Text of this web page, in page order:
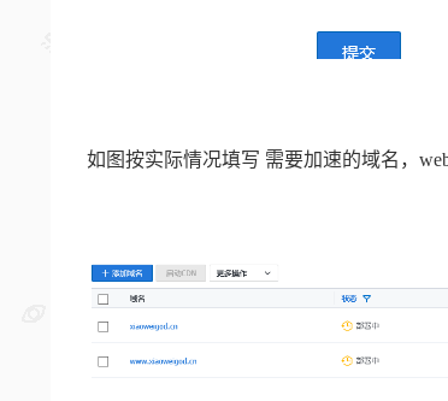
如图按实际情况填写 需要加速的域名，